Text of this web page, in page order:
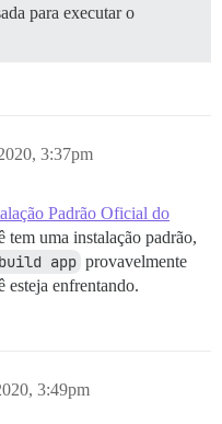
para executar o
3:37pm
Padrão Oficial do
tem uma instalação padrão,
app provavelmente
esteja enfrentando.
3:49pm